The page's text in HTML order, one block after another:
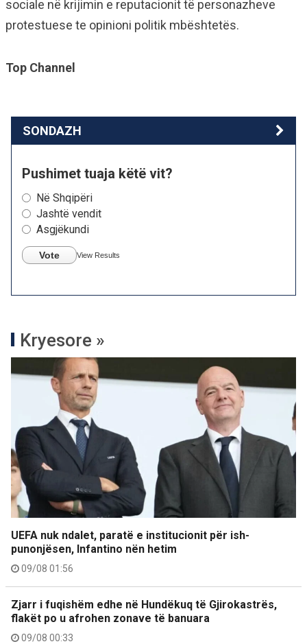
sociale në krijimin e reputacionit të personazheve
protestuese te opinioni politik mbështetës.
Top Channel
SONDAZH
Pushimet tuaja këtë vit?
Në Shqipëri
Jashtë vendit
Asgjëkundi
Vote View Results
Kryesore »
UEFA nuk ndalet, paratë e institucionit për ish-
punonjësen, Infantino nën hetim
09/08 01:56
Zjarr i fuqishëm edhe në Hundëkuq të Gjirokastrës,
flakët po u afrohen zonave të banuara
09/08 00:33